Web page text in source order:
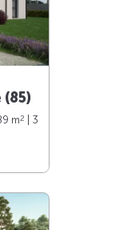
m2
| 3